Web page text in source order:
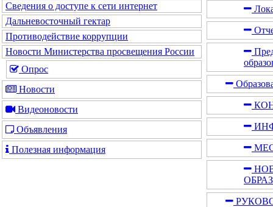
Сведения о доступе к сети интернет
Дальневосточный гектар
Противодействие коррупции
Новости Министерства просвещения России
Опрос
Новости
Видеоновости
Объявления
Полезная информация